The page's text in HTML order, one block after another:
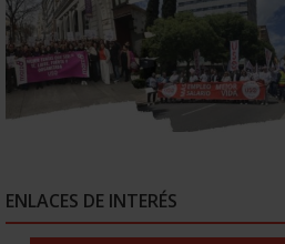
ENLACES DE INTERÉS